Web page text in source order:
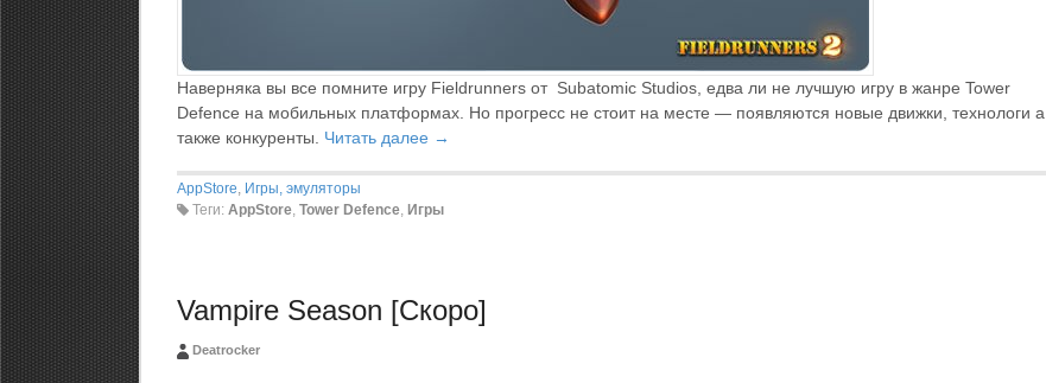
Наверняка вы все помните игру Fieldrunners от Subatomic Studios, едва ли не лучшую игру в жанре Tower
Defence на мобильных платформах. Но прогресс не стоит на месте — появляются новые движки, технологи а
также конкуренты. Читать далее →
AppStore, Игры, эмуляторы
Теги: AppStore, Tower Defence, Игры
Vampire Season [Скоро]
Deatrocker